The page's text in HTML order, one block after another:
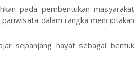
pada pembentukan masyarakat
dalam rangka menciptakan
sepanjang hayat sebagai bentuk